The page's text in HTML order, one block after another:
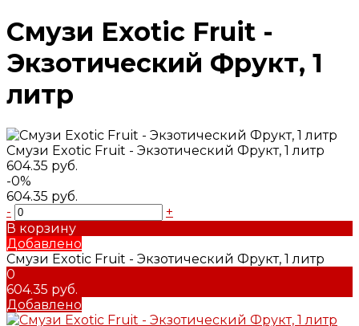
Смузи Exotic Fruit -
Экзотический Фрукт, 1
литр
Смузи Exotic Fruit - Экзотический Фрукт, 1 литр
604.35 руб.
-0%
604.35 руб.
-
+
В корзину
Добавлено
Смузи Exotic Fruit - Экзотический Фрукт, 1 литр
0
604.35 руб.
Добавлено